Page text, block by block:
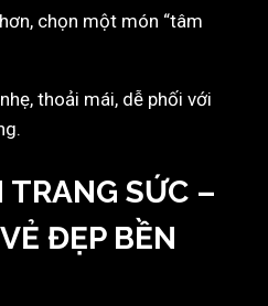
chọn một món “tâm
thoải mái, dễ phối với
TRANG SỨC –
ĐẸP BỀN